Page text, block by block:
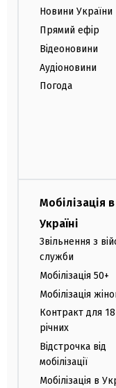
Новини України
Прямий ефір
Відеоновини
Аудіоновини
Погода
Мобілізація в
Україні
Звільнення з
служби
Мобілізація 50+
Мобілізація
Контракт для
річних
Відстрочка від
мобілізації
Мобілізація в